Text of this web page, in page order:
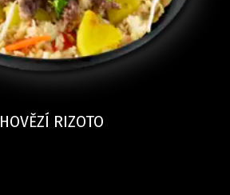
HOVĚZÍ RIZOTO